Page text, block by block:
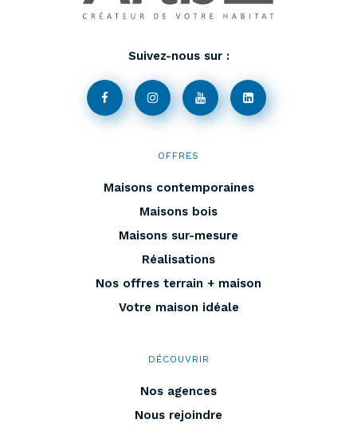
Suivez-nous sur :
OFFRES
Maisons contemporaines
Maisons bois
Maisons sur-mesure
Réalisations
Nos offres terrain + maison
Votre maison idéale
DÉCOUVRIR
Nos agences
Nous rejoindre